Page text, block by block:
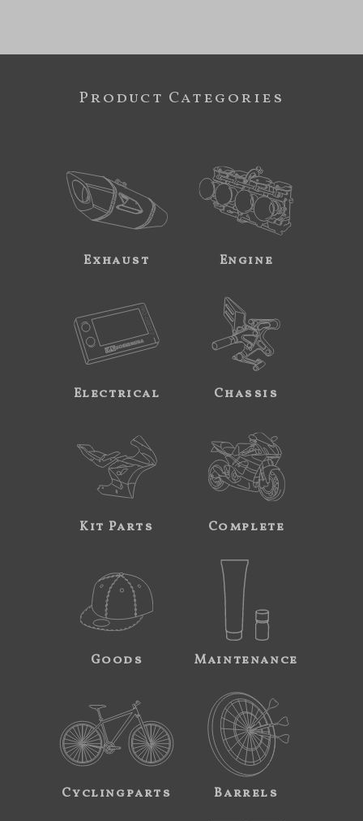
Product Categories
Exhaust Engine
Electrical Chassis
Kit Parts Complete
Goods Maintenance
Cyclingparts Barrels